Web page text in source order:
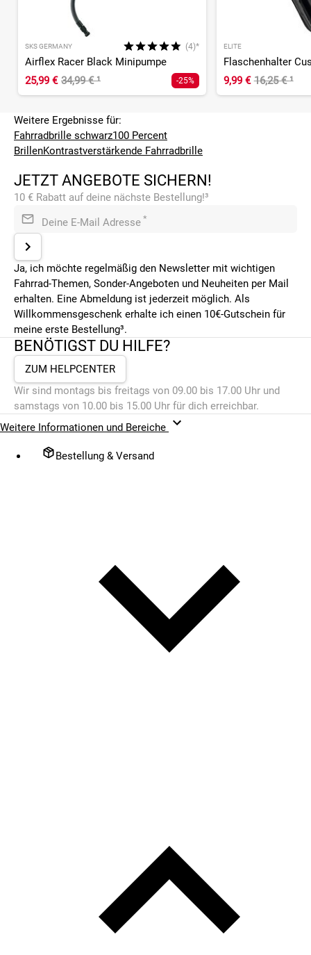
SKS GERMANY (4)*
Airflex Racer Black Minipumpe
25,99 € 34,99 €¹ -25%
ELITE
9,99 € 16,25 €¹
Weitere Ergebnisse für:
Fahrradbrille schwarz100 Percent
BrillenKontrastverstärkende Fahrradbrille
JETZT ANGEBOTE SICHERN!
10 € Rabatt auf deine nächste Bestellung!³
Deine E-Mail Adresse *
Ja, ich möchte regelmäßig den Newsletter mit wichtigen
Fahrrad-Themen, Sonder-Angeboten und Neuheiten per Mail
erhalten. Eine Abmeldung ist jederzeit möglich. Als
Willkommensgeschenk erhalte ich einen 10€-Gutschein für
meine erste Bestellung³.
BENÖTIGST DU HILFE?
ZUM HELPCENTER
Wir sind montags bis freitags von 09.00 bis 17.00 Uhr und
samstags von 10.00 bis 15.00 Uhr für dich erreichbar.
Weitere Informationen und Bereiche
Bestellung & Versand